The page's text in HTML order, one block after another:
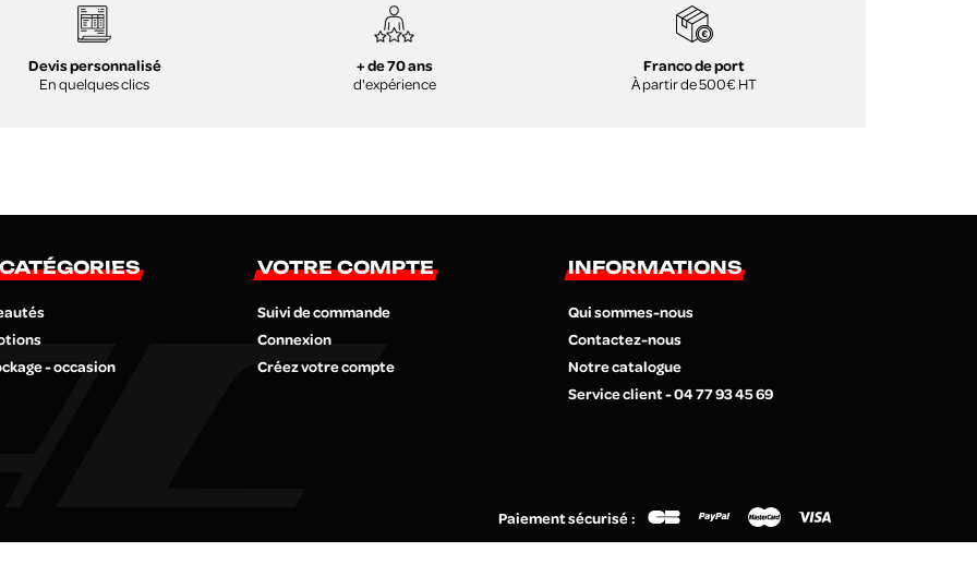
Devis personnalisé
En quelques clics
+ de 70 ans
d'expérience
Franco de port
À partir de 500€ HT
- occasion
INFORMATIONS
Qui sommes-nous
Contactez-nous
Notre catalogue
Service client - 04 77 93 45 69
VOTRE COMPTE
Suivi de commande
Connexion
Créez votre compte
Paiement sécurisé